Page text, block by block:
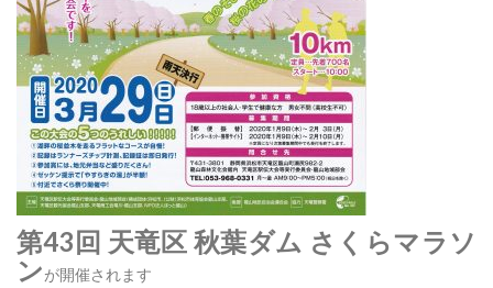
第43回 天竜区 秋葉ダム さくらマラソ
ンが開催されます